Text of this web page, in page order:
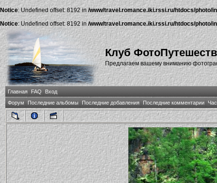
Notice: Undefined offset: 8192 in /www/travel.romance.iki.rssi.ru/htdocs/photo/
Notice: Undefined offset: 8192 in/www/travel.romance.iki.rssi.ru/htdocs/photo/
Клуб
Предлагаем вашему вниманию
Главная FAQ
Вход
Форум
Последние альбомы Последние добавления Последние комментарии